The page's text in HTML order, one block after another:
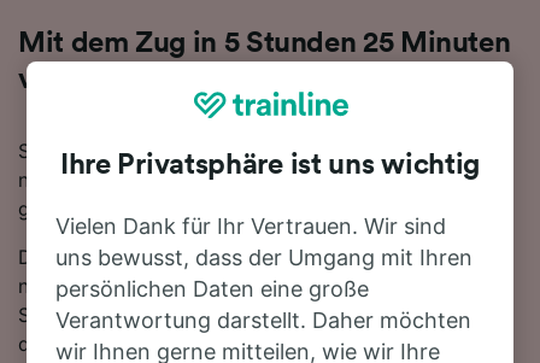
Mit dem Zug in 5 Stunden 25 Minuten
von Palermo nach Tropea
Sie denken darüber nach, für Ihre Reise von Palermo
nach Tropea den Zug zu nehmen? Bei uns sind Sie
goldrichtig!
Die schnellste Fahrtzeit, um die 229 km von Palermo
nach Tropea mit dem Zug zurückzulegen beträgt 5
Stunden 25 Minuten, wobei ca. 11 Züge am Tag auf
dieser Route verkehren. Da es zwischen Palermo und
Ihre Privatsphäre ist uns wichtig
Vielen Dank für Ihr Vertrauen. Wir sind
uns bewusst, dass der Umgang mit Ihren
persönlichen Daten eine große
Verantwortung darstellt. Daher möchten
wir Ihnen gerne mitteilen, wie wir Ihre